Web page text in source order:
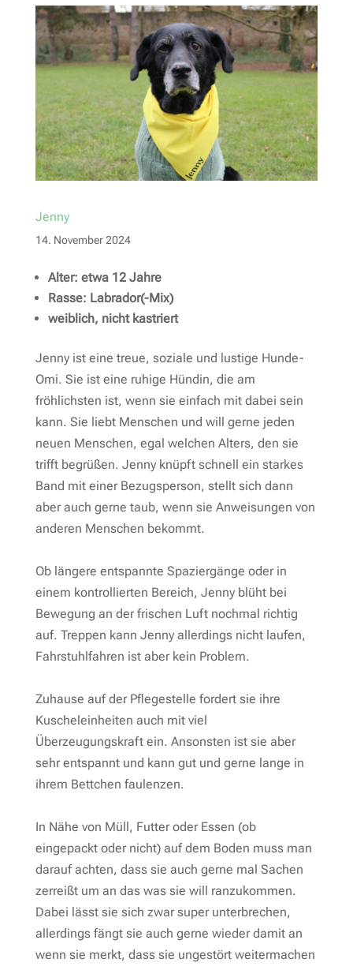
Jenny
14. November 2024
Alter: etwa 12 Jahre
Rasse: Labrador(-Mix)
weiblich, nicht kastriert
Jenny ist eine treue, soziale und lustige Hunde-
Omi. Sie ist eine ruhige Hündin, die am
fröhlichsten ist, wenn sie einfach mit dabei sein
kann. Sie liebt Menschen und will gerne jeden
neuen Menschen, egal welchen Alters, den sie
trifft begrüßen. Jenny knüpft schnell ein starkes
Band mit einer Bezugsperson, stellt sich dann
aber auch gerne taub, wenn sie Anweisungen von
anderen Menschen bekommt.
Ob längere entspannte Spaziergänge oder in
einem kontrollierten Bereich, Jenny blüht bei
Bewegung an der frischen Luft nochmal richtig
auf. Treppen kann Jenny allerdings nicht laufen,
Fahrstuhlfahren ist aber kein Problem.
Zuhause auf der Pflegestelle fordert sie ihre
Kuscheleinheiten auch mit viel
Überzeugungskraft ein. Ansonsten ist sie aber
sehr entspannt und kann gut und gerne lange in
ihrem Bettchen faulenzen.
In Nähe von Müll, Futter oder Essen (ob
eingepackt oder nicht) auf dem Boden muss man
darauf achten, dass sie auch gerne mal Sachen
zerreißt um an das was sie will ranzukommen.
Dabei lässt sie sich zwar super unterbrechen,
allerdings fängt sie auch gerne wieder damit an
wenn sie merkt, dass sie ungestört weitermachen